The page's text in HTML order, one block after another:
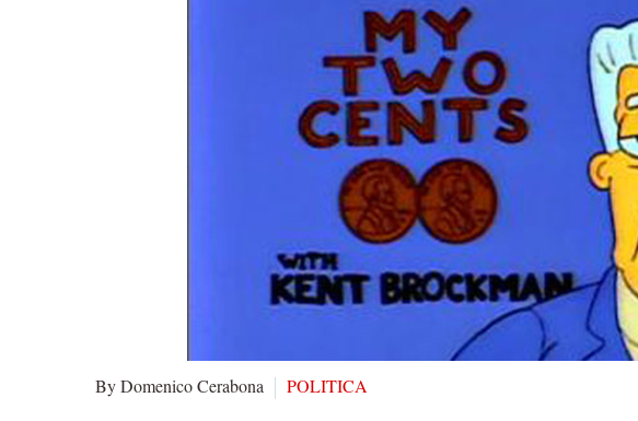
By Domenico Cerabona POLITICA